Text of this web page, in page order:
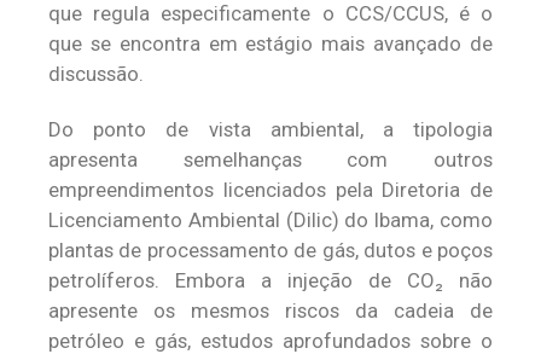
que regula especificamente o CCS/CCUS, é o
que se encontra em estágio mais avançado de
discussão.
Do ponto de vista ambiental, a tipologia
apresenta semelhanças com outros
empreendimentos licenciados pela Diretoria de
Licenciamento Ambiental (Dilic) do Ibama, como
plantas de processamento de gás, dutos e poços
petrolíferos. Embora a injeção de CO₂ não
apresente os mesmos riscos da cadeia de
petróleo e gás, estudos aprofundados sobre o